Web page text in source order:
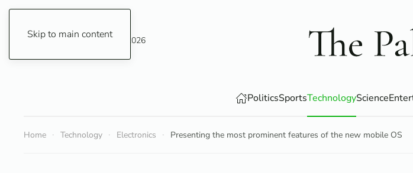
Skip to main content
Saturday, 8 August 2026
PoliticsSportsTechnologyScience
Home Technology Electronics Presenting the most prominent features of the new mobile OS